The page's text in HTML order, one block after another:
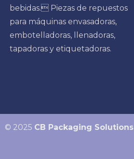
bebidas. Piezas de repuestos
para máquinas envasadoras,
embotelladoras, llenadoras,
tapadoras y etiquetadoras.
© 2025 CB Packaging Solutions